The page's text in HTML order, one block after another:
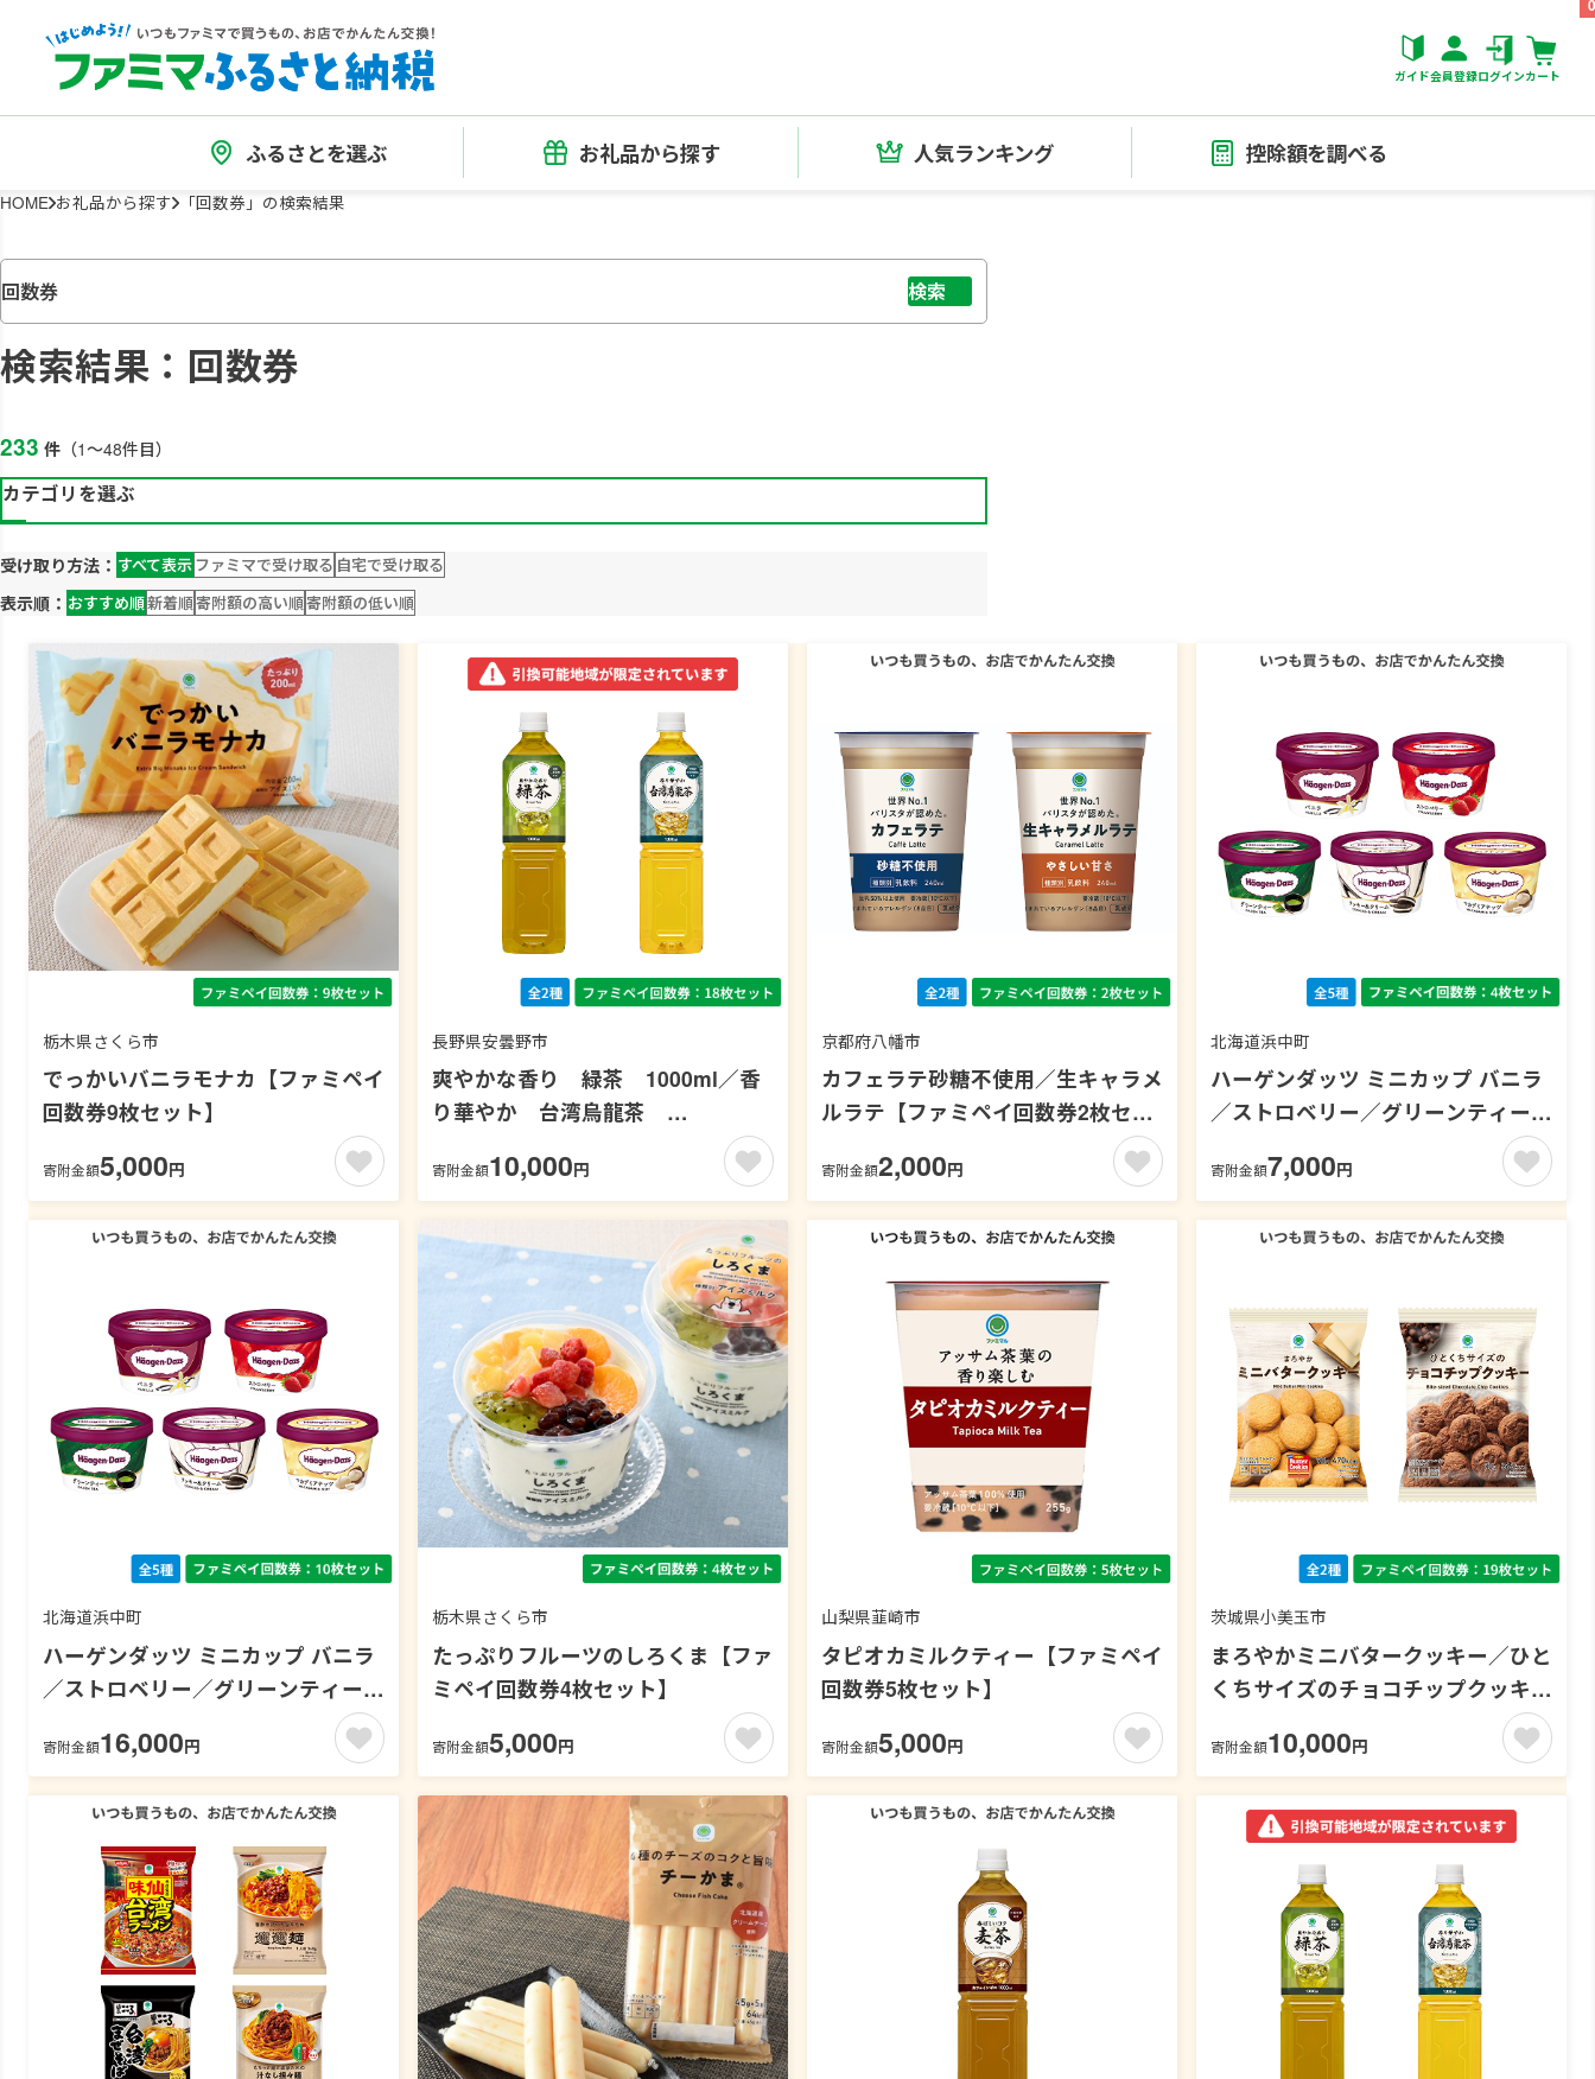
ガイド会員登録ログインカート
ふるさとを選ぶ お礼品から探す 人気ランキング 控除額を調べる
HOME お礼品から探す 「回数券」の検索結果
検索
検索結果： 回数券
233 件 （1～48件目）
カテゴリを選ぶ
受け取り方法： すべて表示ファミマで受け取る 自宅で受け取る
表示順： おすすめ順新着順寄附額の高い順寄附額の低い順
栃木県さくら市
でっかいバニラモナカ【ファミペイ
回数券9枚セット】
寄附金額5,000円
長野県安曇野市
爽やかな香り 緑茶 1000ml／香
り華やか 台湾烏龍茶
1000ml【ファミペイ回数券18枚セ
ット】 お茶
寄附金額10,000円
京都府八幡市
カフェラテ砂糖不使用／生キャラメ
ルラテ【ファミペイ回数券2枚セッ
寄附金額2,000円
北海道浜中町
ハーゲンダッツ ミニカップ バニラ
／ストロベリー／グリーンティー／
クッキー＆クリーム／マカデミアナ
ッツ【ファミペイ回数券4枚セッ
寄附金額7,000円
北海道浜中町
ハーゲンダッツ ミニカップ バニラ
／ストロベリー／グリーンティー／
クッキー＆クリーム／マカデミアナ
ッツ【ファミペイ回数券10枚セッ
ト】
寄附金額16,000円
栃木県さくら市
たっぷりフルーツのしろくま【ファ
ミペイ回数券4枚セット】
寄附金額5,000円
山梨県韮崎市
タピオカミルクティー【ファミペイ
回数券5枚セット】
寄附金額5,000円
茨城県小美玉市
まろやかミニバタークッキー／ひと
くちサイズのチョコチップクッキー
【ファミペイ回数券19枚セット】
寄附金額10,000円